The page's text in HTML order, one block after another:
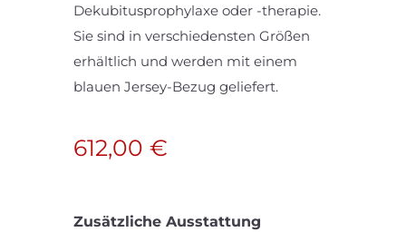
Dekubitusprophylaxe oder -therapie.
Sie sind in verschiedensten Größen
erhältlich und werden mit einem
blauen Jersey-Bezug geliefert.
612,00€
Zusätzliche Ausstattung